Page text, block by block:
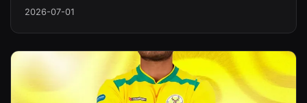
2026-07-01